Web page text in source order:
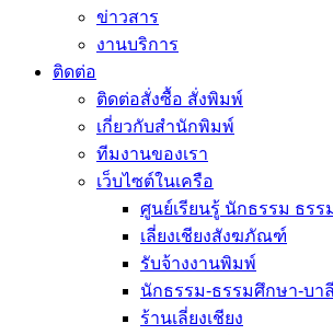
ข่าวสาร
งานบริการ
ติดต่อ
ติดต่อสั่งซื้อ สั่งพิมพ์
เกี่ยวกับสำนักพิมพ์
ทีมงานของเรา
เว็บไซต์ในเครือ
ศูนย์เรียนรู้ นักธรรม ธรร
เลี่ยงเชียงสังฆภัณฑ์
รับจ้างงานพิมพ์
นักธรรม-ธรรมศึกษา-บาลี
ร้านเลี่ยงเชียง